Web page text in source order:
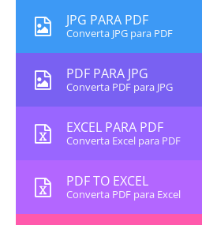
JPG PARA PDF
Converta JPG para PDF
PDF PARA JPG
Converta PDF para JPG
EXCEL PARA PDF
Converta Excel para PDF
PDF TO EXCEL
Converta PDF para Excel